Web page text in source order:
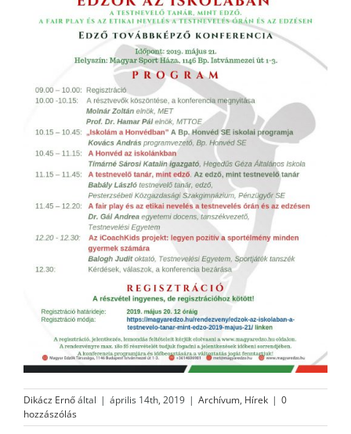
Dikácz Ernőáltal | április 14th, 2019 | Archívum, Hírek | 0
hozzászólás